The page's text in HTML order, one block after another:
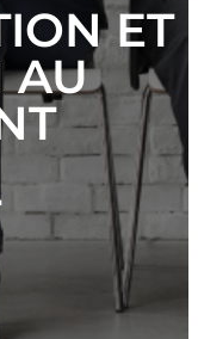
ET
AU